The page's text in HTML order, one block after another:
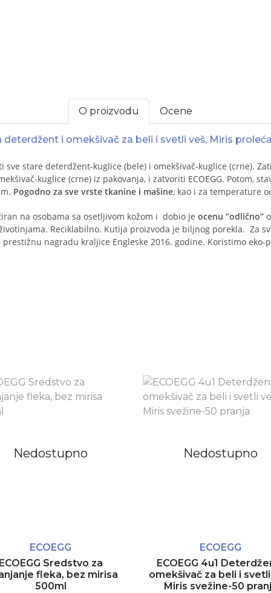
O proizvodu Ocene
deterdžent i omekšivač za beli i svetli veš, Miris
sve stare deterdžent-kuglice (bele) i omekšivač-kuglice (crne).
kuglice (crne) iz pakovanja, i zatvoriti ECOEGG. Potom,
Pogodno za sve vrste tkanine i mašine, kao i za temperature
na osobama sa osetljivom kožom i dobio je ocenu ‘’odlično’’
Reciklabilno. Kutija proizvoda je biljnog porekla. Za
prestižnu nagradu kraljice Engleske 2016. godine. Koristimo eko-
Nedostupno
ECOEGG
Sredstvo za
fleka, bez mirisa
500ml
Nedostupno
ECOEGG
ECOEGG 4u1
omekšivač za beli i
Miris svežine-50